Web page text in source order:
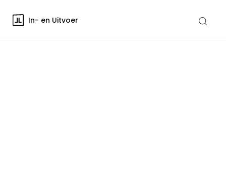
In- en Uitvoer